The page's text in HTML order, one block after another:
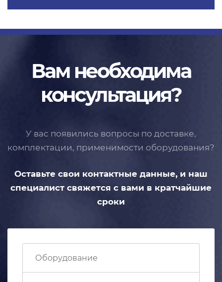
Вам необходима
консультация?
У вас появились вопросы по доставке,
комплектации, применимости оборудования?
Оставьте свои контактные данные, и наш
специалист свяжется с вами в кратчайшие
сроки